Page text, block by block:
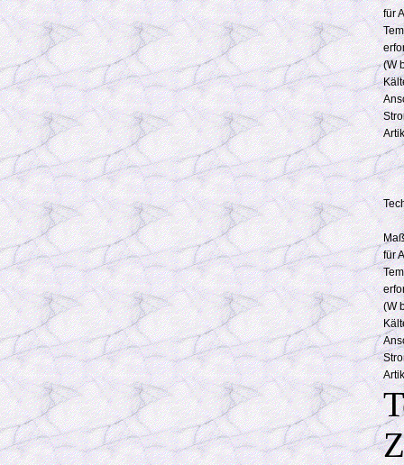
für
(W
für
(W